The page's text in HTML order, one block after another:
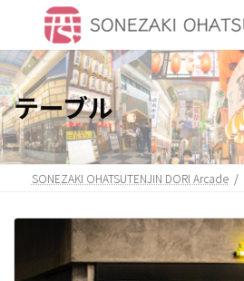
content
Navigation
テーブル
SONEZAKI OHATSUTENJIN DORI Arcade